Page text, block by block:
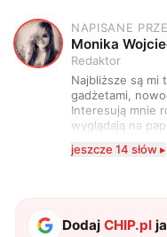
M
NAPISANE
Monika
Redaktor
Najbliższe są mi
gadżetami,
Interesują mnie
wyglądają na
korzystamy z
muzykę.
jeszcze 14 słów ▸
DodajCHIP.pl